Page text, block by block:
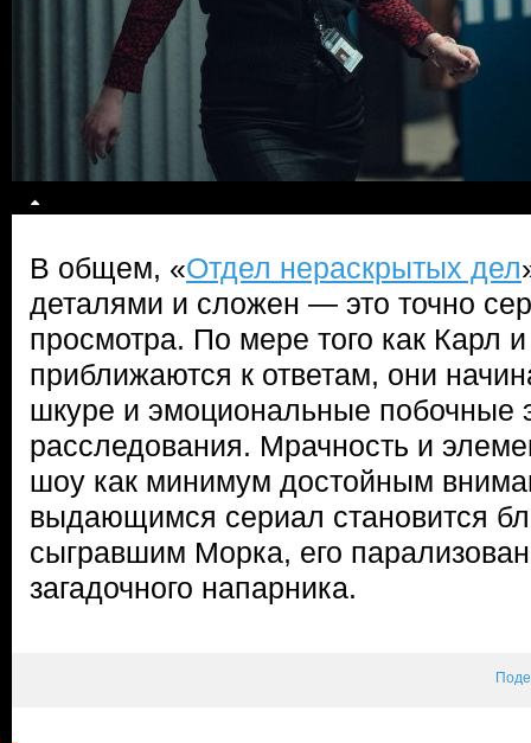
В общем, «Отдел нераскрытых дел
деталями и сложен — это точно
просмотра. По мере того как Карл
приближаются к ответам, они
шкуре и эмоциональные
расследования. Мрачность и
шоу как минимум достойным
выдающимся сериал становится
сыгравшим Морка, его
загадочного напарника.